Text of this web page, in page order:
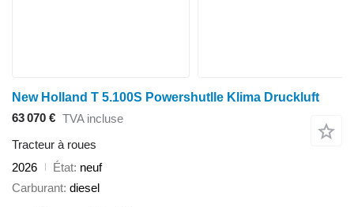
New Holland T 5.100S Powershutlle Klima Druckluft
63 070 € TVA incluse
Tracteur à roues
2026
État neuf
Carburant diesel